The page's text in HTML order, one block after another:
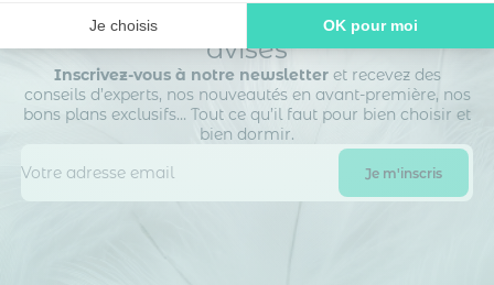
Je choisis OK pour moi
Plateforme de Gestion du Consentement : Personnalisez vos
Notre plateforme vous permet d'adapter et de gérer vos
Rejoignez le club des dormeurs
avisés
Inscrivez-vous à notre newsletteret recevez des
conseils d’experts, nos nouveautés en avant-première, nos
bons plans exclusifs… Tout ce qu’il faut pour bien choisir et
bien dormir.